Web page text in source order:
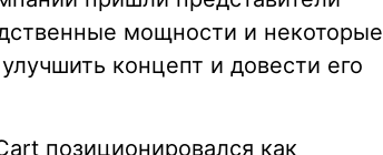
мощности и некоторые
концепт и довести его
позиционировался как